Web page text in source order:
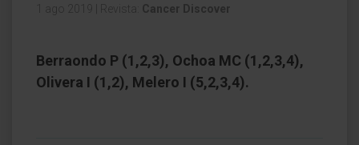
1 ago 2019 Revista: Cancer Discover
Berraondo P (1,2,3), Ochoa MC (1,2,3,4),
Olivera I (1,2), Melero I (5,2,3,4).